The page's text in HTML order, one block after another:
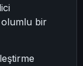
olumlu bir